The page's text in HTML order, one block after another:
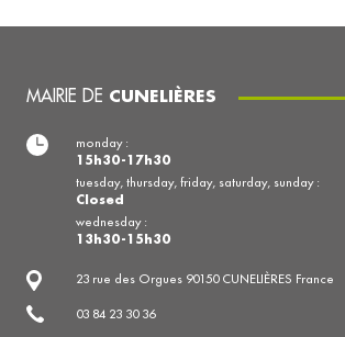
MAIRIE DE CUNELIÈRES
23 rue des Orgues 90150 CUNELIÈRES France
03 84 23 30 36
monday :
15h30-17h30
tuesday, thursday, friday, saturday, sunday :
Closed
wednesday :
13h30-15h30